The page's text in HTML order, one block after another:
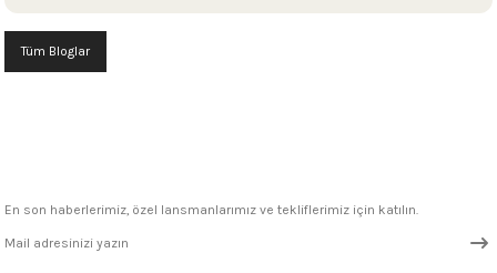
Tüm Bloglar
En son haberlerimiz, özel lansmanlarımız ve tekliflerimiz için katılın.